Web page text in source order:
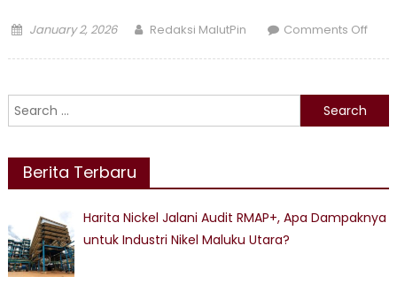
Posted
January 2, 2026 Author
Redaksi MalutPin Comments Offon
Laut
Search
for:
Berita Terbaru
Harita Nickel Jalani Audit RMAP+, Apa Dampaknya
untuk Industri Nikel Maluku Utara?